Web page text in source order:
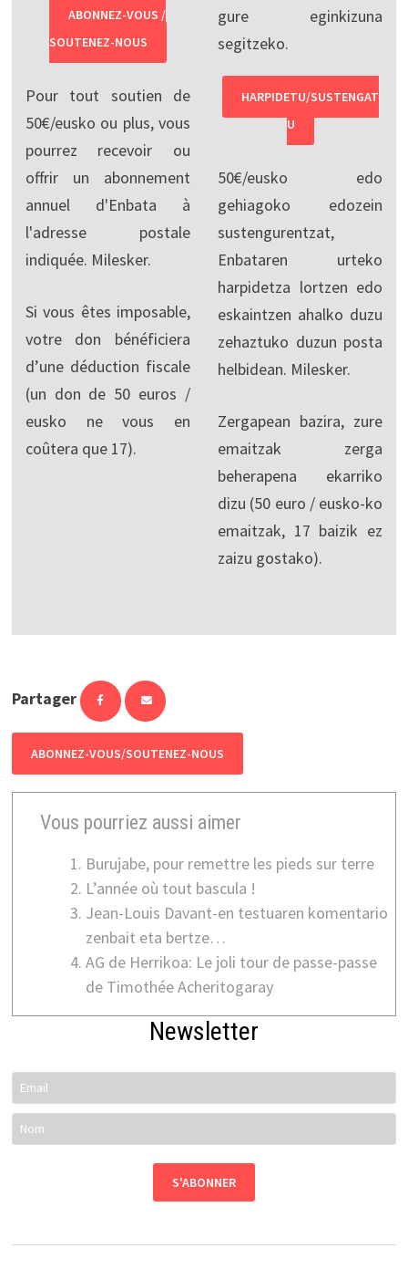
ABONNEZ-VOUS /
SOUTENEZ-NOUS
Pour tout soutien de
50€/eusko ou plus, vous
pourrez recevoir ou
offrir un abonnement
annuel d'Enbata à
l'adresse postale
indiquée. Milesker.
Si vous êtes imposable,
votre don bénéficiera
d’une déduction fiscale
(un don de 50 euros /
eusko ne vous en
coûtera que 17).
gure eginkizuna
segitzeko.
HARPIDETU/SUSTENGAT
U
50€/eusko edo
gehiagoko edozein
sustengurentzat,
Enbataren urteko
harpidetza lortzen edo
eskaintzen ahalko duzu
zehaztuko duzun posta
helbidean. Milesker.
Zergapean bazira, zure
emaitzak zerga
beherapena ekarriko
dizu (50 euro / eusko-ko
emaitzak, 17 baizik ez
zaizu gostako).
Partager
ABONNEZ-VOUS/SOUTENEZ-NOUS
Vous pourriez aussi aimer
Burujabe, pour remettre les pieds sur terre
L’année où tout bascula !
Jean-Louis Davant-en testuaren komentario
zenbait eta bertze…
AG de Herrikoa: Le joli tour de passe-passe
de Timothée Acheritogaray
Newsletter